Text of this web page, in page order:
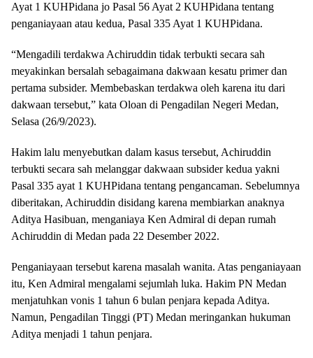
Ayat 1 KUHPidana jo Pasal 56 Ayat 2 KUHPidana tentang
penganiayaan atau kedua, Pasal 335 Ayat 1 KUHPidana.
“Mengadili terdakwa Achiruddin tidak terbukti secara sah
meyakinkan bersalah sebagaimana dakwaan kesatu primer dan
pertama subsider. Membebaskan terdakwa oleh karena itu dari
dakwaan tersebut,” kata Oloan di Pengadilan Negeri Medan,
Selasa (26/9/2023).
Hakim lalu menyebutkan dalam kasus tersebut, Achiruddin
terbukti secara sah melanggar dakwaan subsider kedua yakni
Pasal 335 ayat 1 KUHPidana tentang pengancaman. Sebelumnya
diberitakan, Achiruddin disidang karena membiarkan anaknya
Aditya Hasibuan, menganiaya Ken Admiral di depan rumah
Achiruddin di Medan pada 22 Desember 2022.
Penganiayaan tersebut karena masalah wanita. Atas penganiayaan
itu, Ken Admiral mengalami sejumlah luka. Hakim PN Medan
menjatuhkan vonis 1 tahun 6 bulan penjara kepada Aditya.
Namun, Pengadilan Tinggi (PT) Medan meringankan hukuman
Aditya menjadi 1 tahun penjara.